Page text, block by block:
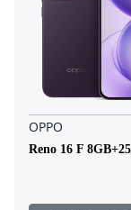
OPPO
Reno 16 F